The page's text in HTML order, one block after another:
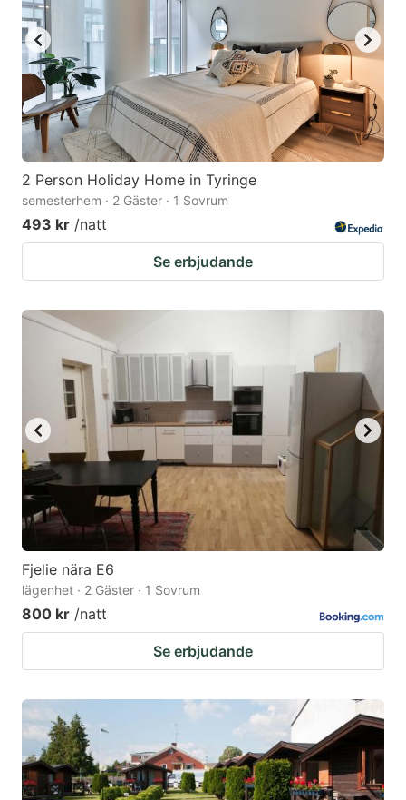
key
to
get
the
keyboard
shortcuts
for
changing
dates.
to
get
the
keyboard
shortcuts
for
2 Person Holiday Home in Tyringe
semesterhem · 2 Gäster · 1 Sovrum
493 kr /natt
Se erbjudande
Fjelie nära E6
lägenhet · 2 Gäster · 1 Sovrum
800 kr /natt
Se erbjudande